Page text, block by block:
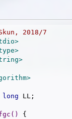
2018/7
long LL;
()
{